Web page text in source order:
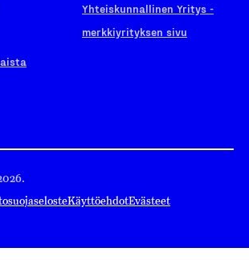
Yhteiskunnallinen Yritys -
merkkiyrityksen sivu
KäyttöehdotEvästeet